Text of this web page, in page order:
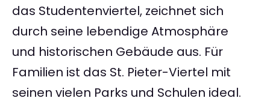
das Studentenviertel, zeichnet sich
durch seine lebendige Atmosphäre
und historischen Gebäude aus. Für
Familien ist das St. Pieter-Viertel mit
seinen vielen Parks und Schulen ideal.